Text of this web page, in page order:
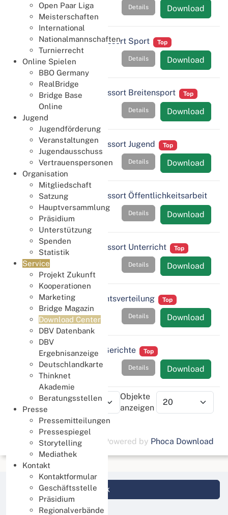
Open Paar Liga
Meisterschaften
International
Nationalmannschaften
Turnierrecht
Online Spielen
BBO Germany
RealBridge
Bridge Base
Online
Jugend
Jugendförderung
Veranstaltungen
Jugendausschuss
Vertrauenspersonen
Organisation
Mitgliedschaft
Satzung
Hauptversammlung
Präsidium
Unterstützung
Spenden
Statistik
Service
Projekt Zukunft
Kooperationen
Marketing
Bridge Magazin
Download Center
DBV Datenbank
DBV
Ergebnisanzeige
Deutschlandkarte
Thinknet
Akademie
Beratungsstellen
Presse
Pressemitteilungen
Pressespiegel
Storytelling
Mediathek
Kontakt
Kontaktformular
Geschäftsstelle
Präsidium
Regionalverbände
Download
Details
JHV 2025 - Bericht Ressort Sport Top
Download
Details
JHV 2025 - Bericht Ressort Breitensport Top
Download
Details
JHV 2025 - Bericht Ressort Jugend Top
Download
Details
JHV 2025 - Bericht Ressort Öffentlichkeitsarbeit
Top
Download
Details
JHV 2025 - Bericht Ressort Unterricht Top
Download
Details
JHV 2025 - Stimmrechtsverteilung Top
Download
Details
JHV 2025 - Wahl der Gerichte Top
Download
Details
Reihenfolge
Objekte
anzeigen
Powered by Phoca Download
Login DBV Datenbank